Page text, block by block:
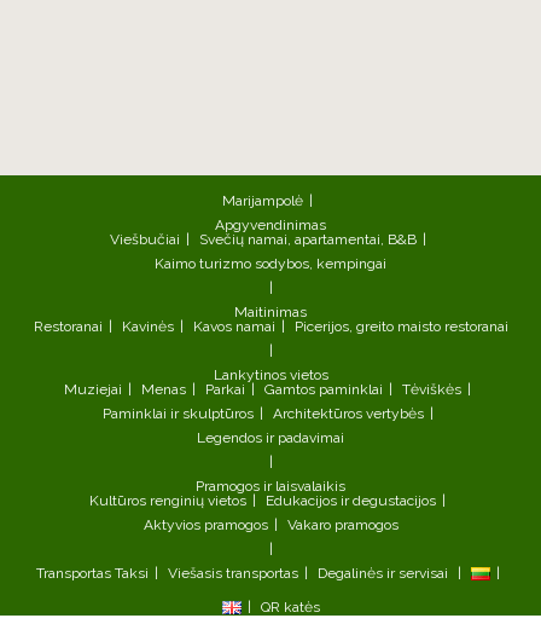
Marijampolė
Apgyvendinimas
Viešbučiai
Svečių namai, apartamentai, B&B
Kaimo turizmo sodybos, kempingai
Maitinimas
Restoranai
Kavinės Kavos namai Picerijos, greito maisto restoranai
Lankytinos vietos
Muziejai
Menas Parkai Gamtos paminklai
Tėviškės
Paminklai ir skulptūros
Architektūros vertybės
Legendos ir padavimai
Pramogos ir laisvalaikis
Kultūros renginių vietos
Edukacijos ir degustacijos
Aktyvios pramogos
Vakaro pramogos
Transportas Taksi Viešasis transportas
Degalinės ir servisai
QR katės